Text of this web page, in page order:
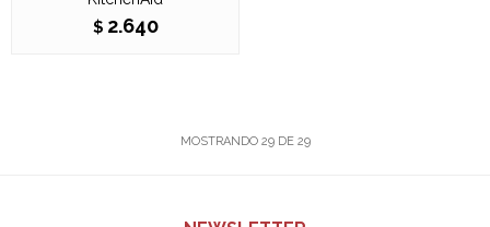
$ 2.640
MOSTRANDO 29DE 29